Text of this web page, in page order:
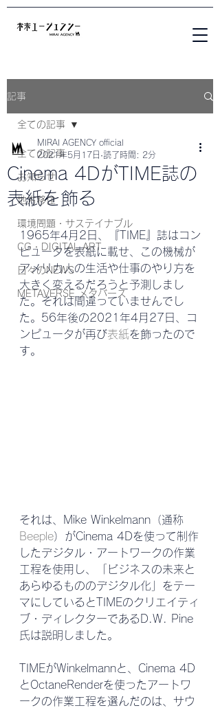
記事
全ての記事
お知らせ
地方移住
環境問題・サステイナブル
CG・DIGITAL ART
日々のNEWS
METAVERSE メタバース
全ての記事
Cinema 4DがTIME誌の
表紙を飾る
MIRAI AGENCY official
2021年5月17日 読了時間: 2分
1965年4月2日、『TIME』誌はコン
ピュータを表紙に載せ、この機械が
アメリカ人の生活や仕事のやり方を
大きく変えるだろうと予測しまし
た。それは間違っていませんでし
た。56年後の2021年4月27日、コ
ンピュータが再び表紙を飾ったので
す。
それは、Mike Winkelmann（通称
Beeple）がCinema 4Dを使って制作
したデジタル・アートワークの作業
工程を使用し、「ビジネスの未来と
あらゆるもののデジタル化」をテー
マにしているとTIMEのクリエイティ
ブ・ディレクターであるD.W. Pine
氏は説明しました。
TIMEがWinkelmannと、Cinema 4D
とOctaneRenderを使ったアートワ
ークの作業工程を選んだのは、サウ